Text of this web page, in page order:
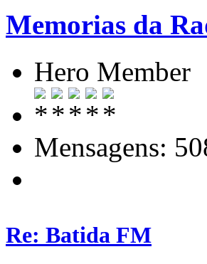
Memorias da
Hero Member
Mensagens:
Re: Batida FM